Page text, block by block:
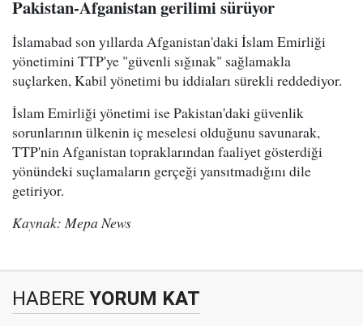
Pakistan-Afganistan gerilimi sürüyor
İslamabad son yıllarda Afganistan'daki İslam Emirliği
yönetimini TTP'ye "güvenli sığınak" sağlamakla
suçlarken, Kabil yönetimi bu iddiaları sürekli reddediyor.
İslam Emirliği yönetimi ise Pakistan'daki güvenlik
sorunlarının ülkenin iç meselesi olduğunu savunarak,
TTP'nin Afganistan topraklarından faaliyet gösterdiği
yönündeki suçlamaların gerçeği yansıtmadığını dile
getiriyor.
Kaynak: Mepa News
HABERE YORUM KAT